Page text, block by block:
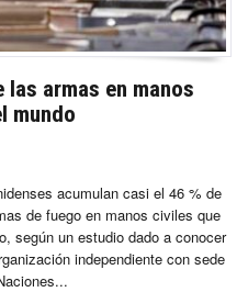
las armas en manos
mundo
acumulan casi el 46 % de
de fuego en manos civiles que
según un estudio dado a conocer
independiente con sede